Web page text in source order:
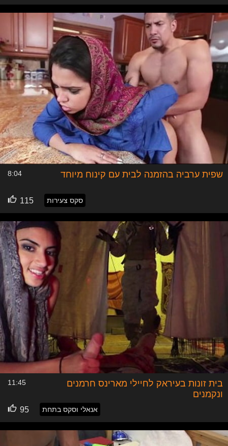
שפית ערביה בהזמנה לבית עם קינוח מיוחד 8:04
סקס צעירות 115
בית זונות בעיראק לחיילי מארינס חרמנים
ונקמנים
11:45
אנאלי וסקס בתחת 95